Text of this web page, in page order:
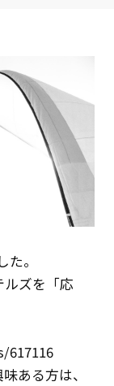
採用情報
。
ズを「応
ある方は、